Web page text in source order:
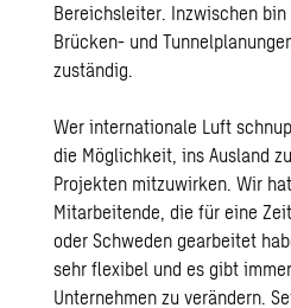
Bereichsleiter. Inzwischen
Brücken- und
zuständig.
Wer internationale Luft
die Möglichkeit, ins Ausland
Projekten mitzuwirken. Wir
Mitarbeitende, die für eine
oder Schweden gearbeitet
sehr flexibel und es gibt
Unternehmen zu verändern.